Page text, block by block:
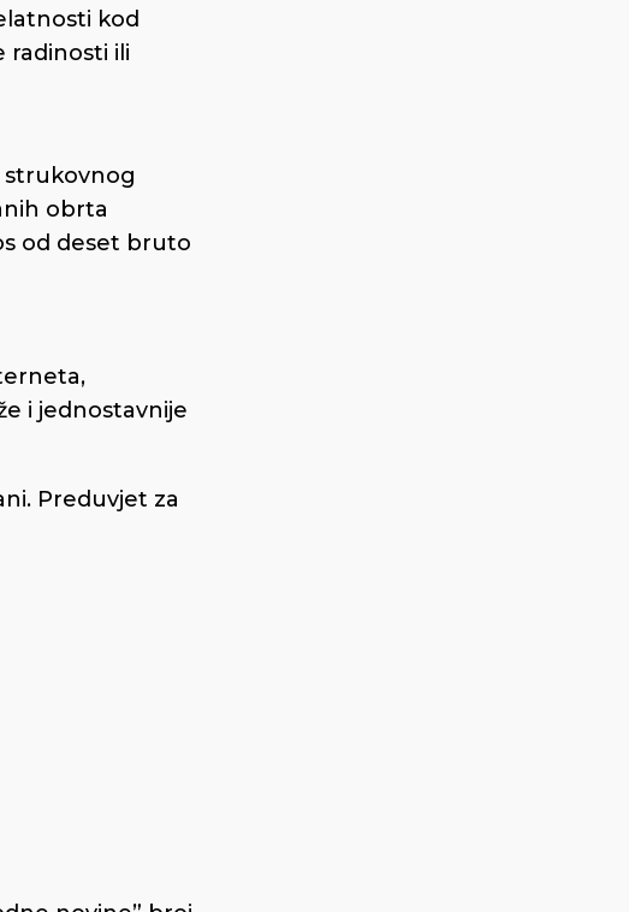
kod
radinosti ili
strukovnog
obrta
od deset bruto
i jednostavnije
Preduvjet za